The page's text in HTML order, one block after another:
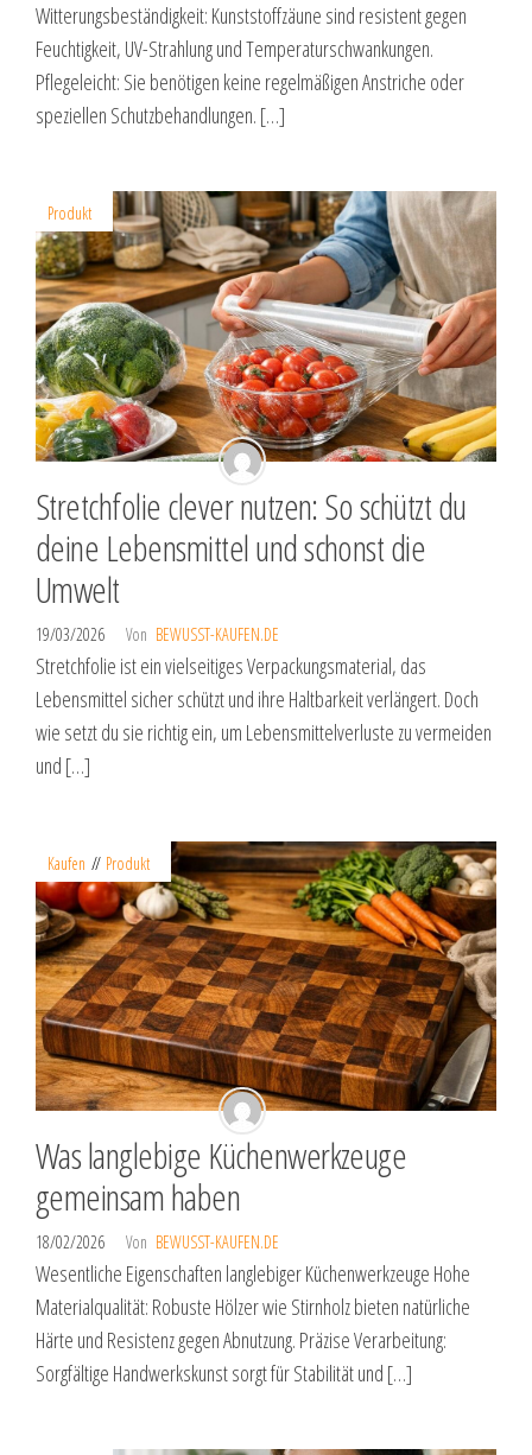
Witterungsbeständigkeit: Kunststoffzäune sind resistent gegen
Feuchtigkeit, UV-Strahlung und Temperaturschwankungen.
Pflegeleicht: Sie benötigen keine regelmäßigen Anstriche oder
speziellen Schutzbehandlungen. […]
Produkt
Stretchfolie clever nutzen: So schützt du
deine Lebensmittel und schonst die
Umwelt
19/03/2026 Von BEWUSST-KAUFEN.DE
Stretchfolie ist ein vielseitiges Verpackungsmaterial, das
Lebensmittel sicher schützt und ihre Haltbarkeit verlängert. Doch
wie setzt du sie richtig ein, um Lebensmittelverluste zu vermeiden
und […]
Kaufen Produkt
Was langlebige Küchenwerkzeuge
gemeinsam haben
18/02/2026 Von BEWUSST-KAUFEN.DE
Wesentliche Eigenschaften langlebiger Küchenwerkzeuge Hohe
Materialqualität: Robuste Hölzer wie Stirnholz bieten natürliche
Härte und Resistenz gegen Abnutzung. Präzise Verarbeitung:
Sorgfältige Handwerkskunst sorgt für Stabilität und […]